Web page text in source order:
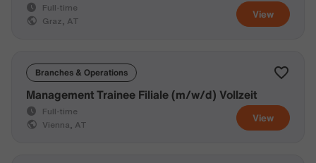
View
Full-time
Graz, AT
Branches & Operations
View
Management Trainee Filiale (m/w/d) Vollzeit
Full-time
Vienna, AT